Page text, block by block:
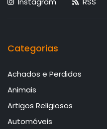
Categorias
Achados e Perdidos
Animais
Artigos Religiosos
Automóveis